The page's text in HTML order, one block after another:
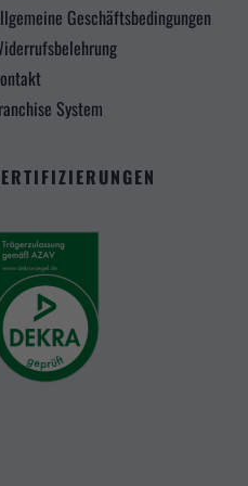
Geschäftsbedingungen
System
Cookie-Informationen anzeigen
oder Publishern verwendet, um
hinweg verfolgen.
Cookie-Informationen anzeigen